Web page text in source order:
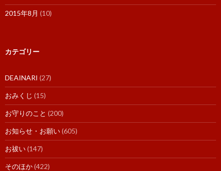
2015年8月 (10)
カテゴリー
DEAINARI (27)
おみくじ (15)
お守りのこと (200)
お知らせ・お願い(605)
お祓い(147)
そのほか(422)